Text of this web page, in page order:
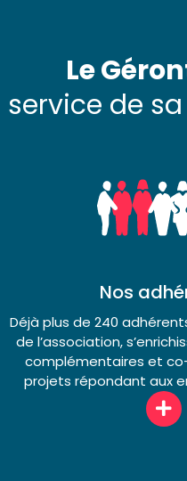
Le
service de
Nos
Déjà plus de 240
de l’association,
complémentaires et
projets répondant aux